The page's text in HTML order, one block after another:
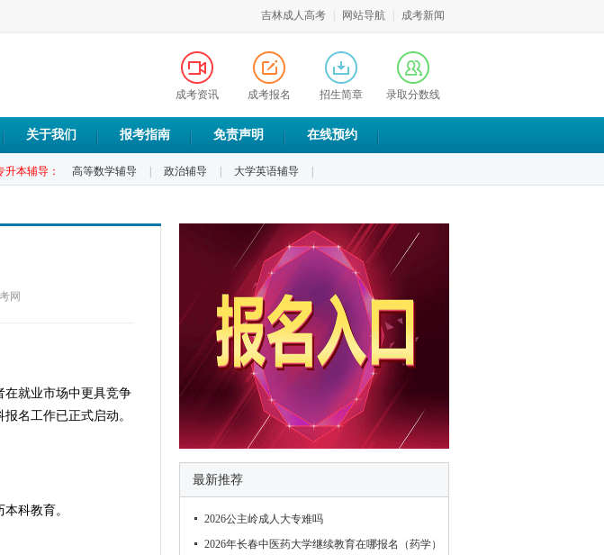
吉林成人高考 网站导航 成考新闻
成考资讯 成考报名 招生简章 录取分数线
关于我们 报考指南 免责声明 在线预约
升本辅导： 高等数学辅导 政治辅导 大学英语辅导
网
在就业市场中更具竞争
名工作已正式启动。
科教育。
最新推荐
2026公主岭成人大专难吗
2026年长春中医药大学继续教育在哪报名（药学）